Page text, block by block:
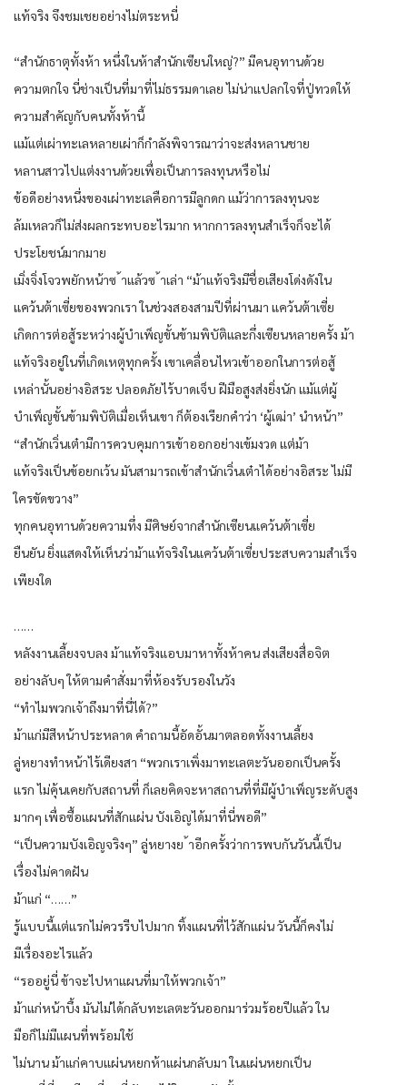
แท้จริง จึงชมเชยอย่างไม่ตระหนี่
“สำนักธาตุทั้งห้า หนึ่งในห้าสำนักเซียนใหญ่?” มีคนอุทานด้วย
ความตกใจ นี่ช่างเป็นที่มาที่ไม่ธรรมดาเลย ไม่น่าแปลกใจที่ปู่ทวดให้
ความสำคัญกับคนทั้งห้านี้
แม้แต่เผ่าทะเลหลายเผ่าก็กำลังพิจารณาว่าจะส่งหลานชาย
หลานสาวไปแต่งงานด้วยเพื่อเป็นการลงทุนหรือไม่
ข้อดีอย่างหนึ่งของเผ่าทะเลคือการมีลูกดก แม้ว่าการลงทุนจะ
ล้มเหลวก็ไม่ส่งผลกระทบอะไรมาก หากการลงทุนสำเร็จก็จะได้
ประโยชน์มากมาย
เมิ่งจิ่งโจวพยักหน้าซ ้าแล้วซ ้าเล่า “ม้าแท้จริงมีชื่อเสียงโด่งดังใน
แคว้นต้าเซี่ยของพวกเรา ในช่วงสองสามปีที่ผ่านมา แคว้นต้าเซี่ย
เกิดการต่อสู้ระหว่างผู้บำเพ็ญขั้นข้ามพิบัติและกึ่งเซียนหลายครั้ง ม้า
แท้จริงอยู่ในที่เกิดเหตุทุกครั้ง เขาเคลื่อนไหวเข้าออกในการต่อสู้
เหล่านั้นอย่างอิสระ ปลอดภัยไร้บาดเจ็บ ฝีมือสูงส่งยิ่งนัก แม้แต่ผู้
บำเพ็ญขั้นข้ามพิบัติเมื่อเห็นเขา ก็ต้องเรียกคำว่า ‘ผู้เฒ่า’ นำหน้า”
“สำนักเวิ่นเต๋ามีการควบคุมการเข้าออกอย่างเข้มงวด แต่ม้า
แท้จริงเป็นข้อยกเว้น มันสามารถเข้าสำนักเวิ่นเต๋าได้อย่างอิสระ ไม่มี
ใครขัดขวาง”
ทุกคนอุทานด้วยความทึ่ง มีศิษย์จากสำนักเซียนแคว้นต้าเซี่ย
ยืนยัน ยิ่งแสดงให้เห็นว่าม้าแท้จริงในแคว้นต้าเซี่ยประสบความสำเร็จ
เพียงใด
……
หลังงานเลี้ยงจบลง ม้าแท้จริงแอบมาหาทั้งห้าคน ส่งเสียงสื่อจิต
อย่างลับๆ ให้ตามคำสั่งมาที่ห้องรับรองในวัง
“ทำไมพวกเจ้าถึงมาที่นี่ได้?”
ม้าแก่มีสีหน้าประหลาด คำถามนี้อัดอั้นมาตลอดทั้งงานเลี้ยง
ลู่หยางทำหน้าไร้เดียงสา “พวกเราเพิ่งมาทะเลตะวันออกเป็นครั้ง
แรก ไม่คุ้นเคยกับสถานที่ ก็เลยคิดจะหาสถานที่ที่มีผู้บำเพ็ญระดับสูง
มากๆ เพื่อซื้อแผนที่สักแผ่น บังเอิญได้มาที่นี่พอดี”
“เป็นความบังเอิญจริงๆ” ลู่หยางย ้าอีกครั้งว่าการพบกันวันนี้เป็น
เรื่องไม่คาดฝัน
ม้าแก่ “……”
รู้แบบนี้แต่แรกไม่ควรรีบไปมาก ทิ้งแผนที่ไว้สักแผ่น วันนี้ก็คงไม่
มีเรื่องอะไรแล้ว
“รออยู่นี่ ข้าจะไปหาแผนที่มาให้พวกเจ้า”
ม้าแก่หน้าบึ้ง มันไม่ได้กลับทะเลตะวันออกมาร่วมร้อยปีแล้ว ใน
มือก็ไม่มีแผนที่พร้อมใช้
ไม่นาน ม้าแก่คาบแผ่นหยกห้าแผ่นกลับมา ในแผ่นหยกเป็น